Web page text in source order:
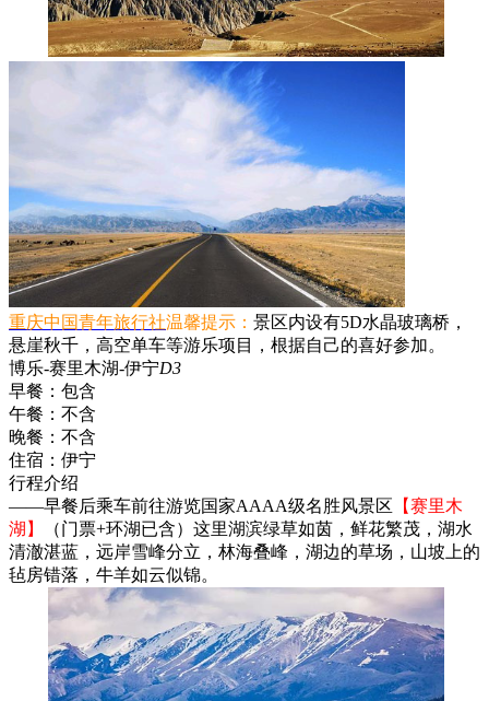
重庆中国青年旅行社温馨提示： 景区内设有5D水晶玻璃桥，
悬崖秋千，高空单车等游乐项目，根据自己的喜好参加。
博乐-赛里木湖-伊宁D3
早餐： 包含
午餐： 不含
晚餐： 不含
住宿： 伊宁
行程介绍
——早餐后乘车前往游览国家AAAA级名胜风景区 【赛里木
湖】
（门票+环湖已含）这里湖滨绿草如茵，鲜花繁茂，湖水
清澈湛蓝，远岸雪峰分立，林海叠峰，湖边的草场，山坡上的
毡房错落，牛羊如云似锦。